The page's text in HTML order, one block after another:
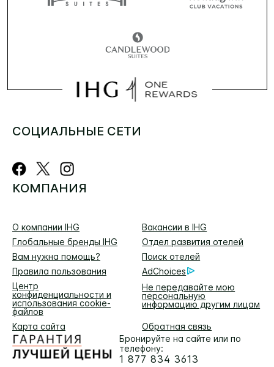
СОЦИАЛЬНЫЕ СЕТИ
КОМПАНИЯ
О компании IHG
Вакансии в IHG
Глобальные бренды IHG
Отдел развития отелей
Вам нужна помощь?
Поиск отелей
Правила пользования
AdChoices
Центр
конфиденциальности и
использования cookie-
файлов
Не передавайте мою
персональную
информацию другим лицам
Карта сайта
Обратная связь
Бронируйте на сайте или по
телефону:
1 877 834 3613